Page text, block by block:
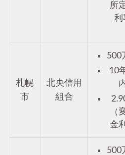
所
利
札幌
市
北央信用
組合
500
10
（
金
500